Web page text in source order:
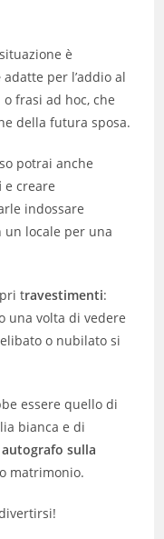
è
adatte per l’addio al
frasi ad hoc, che
della futura sposa.
potrai anche
e creare
indossare
locale per una
travestimenti:
una volta di vedere
o nubilato si
essere quello di
bianca e di
sulla
matrimonio.